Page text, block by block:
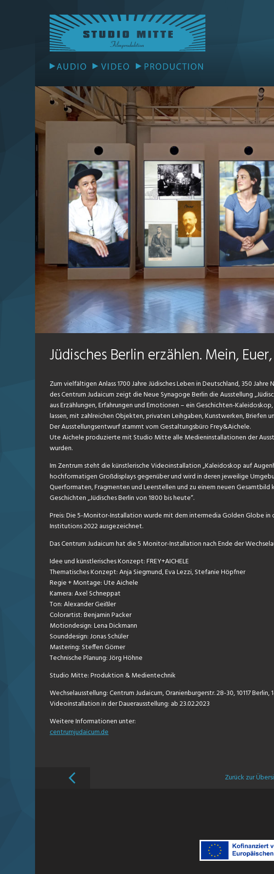
Jüdisches Berlin erzählen. Mein,
Zum vielfältigen Anlass 1700 Jahre Jüdisches Leben in Deutschland, 350
des Centrum Judaicum zeigt die Neue Synagoge Berlin die Ausstellung
aus Erzählungen, Erfahrungen und Emotionen – ein Geschichten-
lassen, mit zahlreichen Objekten, privaten Leihgaben, Kunstwerken, Briefen
Der Ausstellungsentwurf stammt vom Gestaltungsbüro Frey&Aichele.
Ute Aichele produzierte mit Studio Mitte alle Medieninstallationen der
wurden.
Im Zentrum steht die künstlerische Videoinstallation „Kaleidoskop auf
hochformatigen Großdisplays gegenüber und wird in deren jeweilige
Querformaten, Fragmenten und Leerstellen und zu einem neuen
Geschichten „Jüdisches Berlin von 1800 bis heute“.
Preis: Die 5-Monitor-Installation wurde mit dem intermedia Golden Globe
Institutions 2022 ausgezeichnet.
Das Centrum Judaicum hat die 5 Monitor-Installation nach Ende der
Idee und künstlerisches Konzept: FREY+AICHELE
Thematisches Konzept: Anja Siegmund, Eva Lezzi, Stefanie Höpfner
Regie + Montage: Ute Aichele
Kamera: Axel Schneppat
Ton: Alexander Geißler
Colorartist: Benjamin Packer
Motiondesign: Lena Dickmann
Sounddesign: Jonas Schüler
Mastering: Steffen Görner
Technische Planung: Jörg Höhne
Studio Mitte: Produktion & Medientechnik
Wechselausstellung: Centrum Judaicum, Oranienburgerstr. 28-30, 10117 Berlin,
Videoinstallation in der Dauerausstellung: ab 23.02.2023
Weitere Informationen unter:
centrumjudaicum.de
Zurück zur